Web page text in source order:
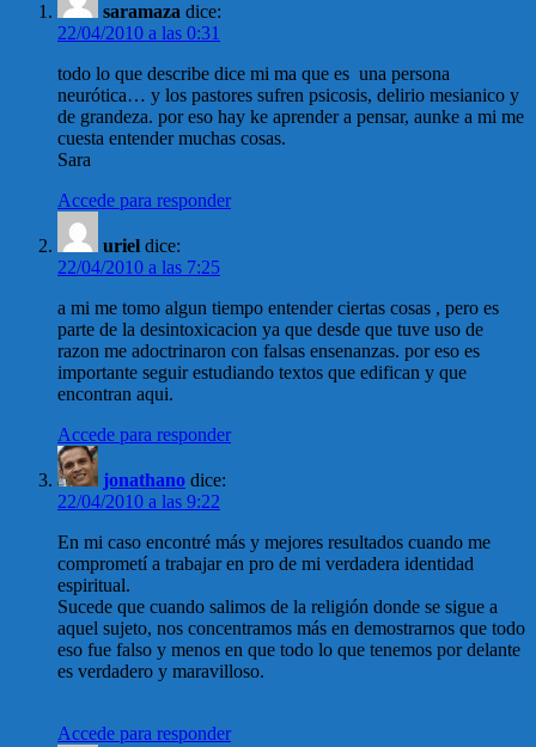
saramaza dice:
22/04/2010 a las 0:31
todo lo que describe dice mi ma que es una persona
neurótica… y los pastores sufren psicosis, delirio mesianico y
de grandeza. por eso hay ke aprender a pensar, aunke a mi me
cuesta entender muchas cosas.
Sara
Accede para responder
uriel dice:
22/04/2010 a las 7:25
a mi me tomo algun tiempo entender ciertas cosas , pero es
parte de la desintoxicacion ya que desde que tuve uso de
razon me adoctrinaron con falsas ensenanzas. por eso es
importante seguir estudiando textos que edifican y que
encontran aqui.
Accede para responder
jonathano dice:
22/04/2010 a las 9:22
En mi caso encontré más y mejores resultados cuando me
comprometí a trabajar en pro de mi verdadera identidad
espiritual.
Sucede que cuando salimos de la religión donde se sigue a
aquel sujeto, nos concentramos más en demostrarnos que todo
eso fue falso y menos en que todo lo que tenemos por delante
es verdadero y maravilloso.
Accede para responder